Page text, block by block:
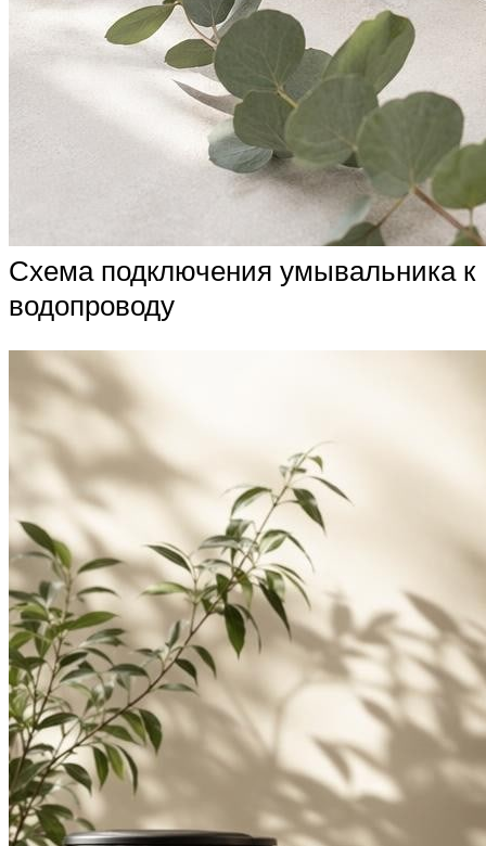
Схема подключения умывальника к
водопроводу